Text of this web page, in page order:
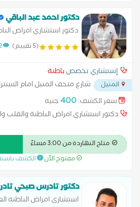
دكتور احمد عبد الباقي
دكتور استشاري امراض
والغدد الصماء
(5 تقييم)
إستشاري تخصصباطنة
المنيل شارع متحف المنيل امام
سعر الكشف:400جنيه
دكتور استشاري امراض الباطنة والقلب
متاح النهاردة من 3:00 مساءً
مفتوح الآن الكشف
دكتور تادرس صبحي
استشارى امراض الباطنه